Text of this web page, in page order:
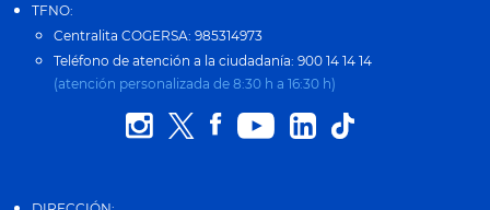
TFNO:
Centralita COGERSA: 985314973
Teléfono de atención a la ciudadanía: 900 14 14 14
(atención personalizada de 8:30 h a 16:30 h)